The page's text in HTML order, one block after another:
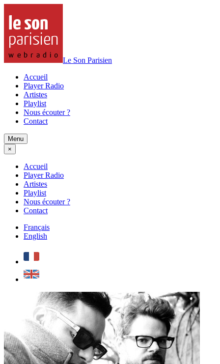
Le Son Parisien
Accueil
Player Radio
Artistes
Playlist
Nous écouter ?
Contact
Menu
×
Accueil
Player Radio
Artistes
Playlist
Nous écouter ?
Contact
Français
English